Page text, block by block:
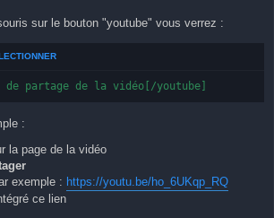
sur le bouton "youtube" vous verrez :
de partage de la vidéo[/youtube]
:
la page de la vidéo
exemple : https://youtu.be/ho_6UKqp_RQ
ce lien